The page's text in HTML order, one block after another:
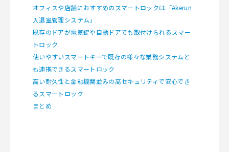
オフィスや店舗におすすめのスマートロックは「Akerun
入退室管理システム」
既存のドアが電気錠や自動ドアでも取付けられるスマー
トロック
使いやすいスマートキーで既存の様々な業務システムと
も連携できるスマートロック
高い耐久性と金融機関並みの高セキュリティで安心でき
るスマートロック
まとめ